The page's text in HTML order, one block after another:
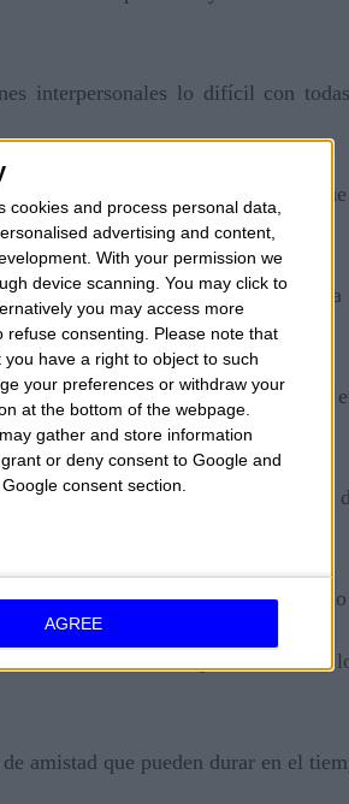
and process personal data,
advertising and content,
With your permission we
device scanning. You may click to
you may access more
consenting.
Please note that
have a right to object to such
your preferences or withdraw your
at the bottom of the webpage.
gather and store information
or deny consent to Google and
consent section.
AGREE
interpersonales lo difícil con
son muchas. El dinero
muy particular. La persona
divorcio y en todo caso problemas
al mundo del sexo. Aquí estamos
fuera un horizonte laboral del
a uno su calle profesional, no
amistad que pueden durar en el